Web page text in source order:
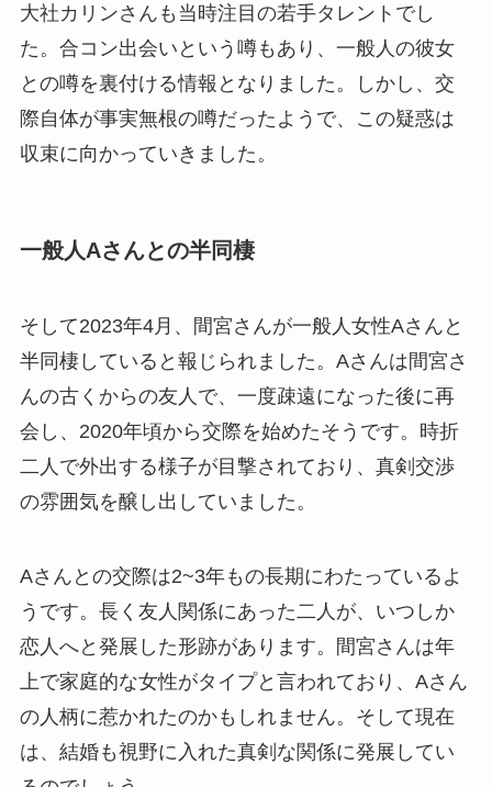
大社カリンさんも当時注目の若手タレントでし
た。合コン出会いという噂もあり、一般人の彼女
との噂を裏付ける情報となりました。しかし、交
際自体が事実無根の噂だったようで、この疑惑は
収束に向かっていきました。
一般人Aさんとの半同棲
そして2023年4月、間宮さんが一般人女性Aさんと
半同棲していると報じられました。Aさんは間宮さ
んの古くからの友人で、一度疎遠になった後に再
会し、2020年頃から交際を始めたそうです。時折
二人で外出する様子が目撃されており、真剣交渉
の雰囲気を醸し出していました。
Aさんとの交際は2~3年もの長期にわたっているよ
うです。長く友人関係にあった二人が、いつしか
恋人へと発展した形跡があります。間宮さんは年
上で家庭的な女性がタイプと言われており、Aさん
の人柄に惹かれたのかもしれません。そして現在
は、結婚も視野に入れた真剣な関係に発展してい